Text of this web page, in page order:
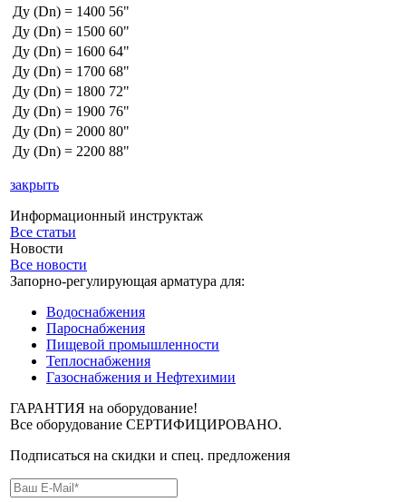
Ду (Dn) = 1400 56"
Ду (Dn) = 1500 60"
Ду (Dn) = 1600 64"
Ду (Dn) = 1700 68"
Ду (Dn) = 1800 72"
Ду (Dn) = 1900 76"
Ду (Dn) = 2000 80"
Ду (Dn) = 2200 88"
закрыть
Информационный инструктаж
Все статьи
Новости
Все новости
Запорно-регулирующая арматура для:
Водоснабжения
Пароснабжения
Пищевой промышленности
Теплоснабжения
Газоснабжения и Нефтехимии
ГАРАНТИЯ на оборудование!
Все оборудование СЕРТИФИЦИРОВАНО.
Подписаться на скидки и спец. предложения